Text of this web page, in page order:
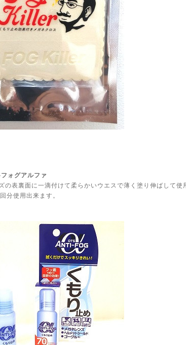
フォグアルファ
表裏面に一滴付けて柔らかいウエスで薄く塗り伸ばして使
使用出来ます。